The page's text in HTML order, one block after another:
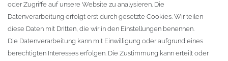
Fa. Steffen Jost
Söbrigener Weg 50
D-01796 Pirna
oder Zugriffe auf unsere Website zu analysieren. Die
Datenverarbeitung erfolgt erst durch gesetzte Cookies. Wir teilen
diese Daten mit Dritten, die wir in den Einstellungen benennen.
Die Datenverarbeitung kann mit Einwilligung oder aufgrund eines
berechtigten Interesses erfolgen. Die Zustimmung kann erteilt oder